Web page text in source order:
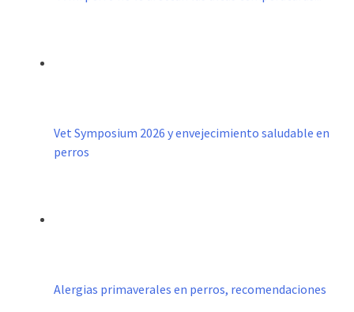
Vet Symposium 2026 y envejecimiento saludable en
perros
Alergias primaverales en perros, recomendaciones